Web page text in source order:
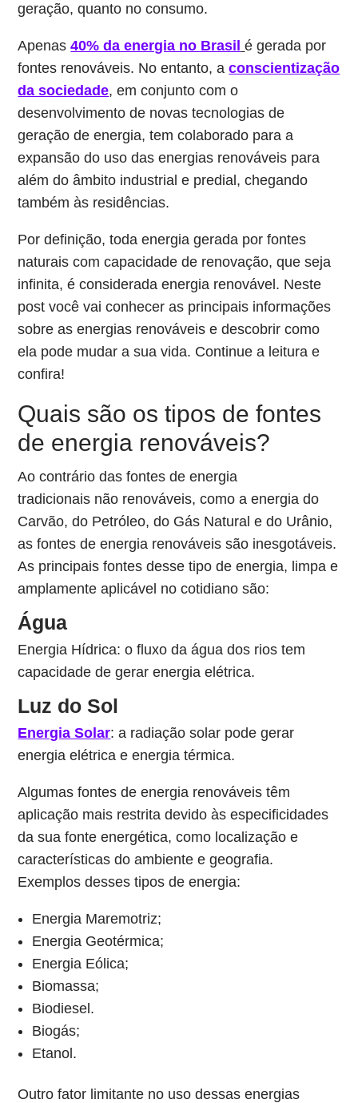
geração, quanto no consumo.
Apenas40% da energia no Brasil é gerada por
fontes renováveis. No entanto, aconscientização
da sociedade, em conjunto com o
desenvolvimento de novas tecnologias de
geração de energia, tem colaborado para a
expansão do uso das energias renováveis para
além do âmbito industrial e predial, chegando
também às residências.
Por definição, toda energia gerada por fontes
naturais com capacidade de renovação, que seja
infinita, é considerada energia renovável. Neste
post você vai conhecer as principais informações
sobre as energias renováveis e descobrir como
ela pode mudar a sua vida. Continue a leitura e
confira!
Quais são os tipos de fontes
de energia renováveis?
Ao contrário das fontes de energia
tradicionais não renováveis, como a energia do
Carvão, do Petróleo, do Gás Natural e do Urânio,
as fontes de energia renováveis são inesgotáveis.
As principais fontes desse tipo de energia, limpa e
amplamente aplicável no cotidiano são:
Água
Energia Hídrica: o fluxo da água dos rios tem
capacidade de gerar energia elétrica.
Luz do Sol
Energia Solar: a radiação solar pode gerar
energia elétrica e energia térmica.
Algumas fontes de energia renováveis têm
aplicação mais restrita devido às especificidades
da sua fonte energética, como localização e
características do ambiente e geografia.
Exemplos desses tipos de energia:
Energia Maremotriz;
Energia Geotérmica;
Energia Eólica;
Biomassa;
Biodiesel.
Biogás;
Etanol.
Outro fator limitante no uso dessas energias